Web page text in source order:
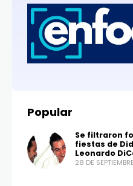
Popular
Se filtraron
fiestas de
Leonardo
28 DE